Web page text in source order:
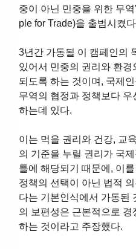
중이 아닌 민중을 위한 무
ple for Trade)을 출범시켰
3년간 가동될 이 캠페인의
있어서 민중의 권리와 환경
되도록 하는 것이며, 국제
무역의 협정과 정책보다 우
하는데 있다.
이는 먹을 권리와 건강, 교
의 기준을 누릴 권리가 국
틀에 해당되기 때문에, 이
정책의 선택이 아닌 법적
다는 기본인식에서 가동된
의 보편성은 근본적으로
하는 것이라고 주장했다.